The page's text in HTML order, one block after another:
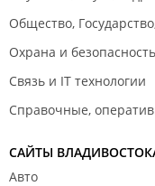
Общество,
Охрана и безопасность
Связь и IT технологии
Справочные,
САЙТЫ
Авто